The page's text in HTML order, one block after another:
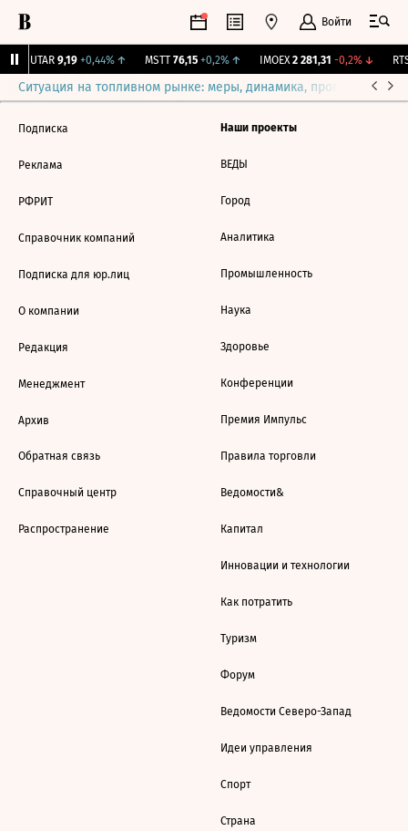
Войти
UTAR 9,19 +0,44%↑ MSTT 76,15 +0,2%↑ IMOEX 2 281,31 -0,2%↓
Ситуация на топливном рынке: меры, динамика, прогнозы
Подписка
Реклама
РФРИТ
Справочник компаний
Подписка для юр.лиц
О компании
Редакция
Менеджмент
Архив
Обратная связь
Справочный центр
Распространение
Наши проекты
ВЕДЫ
Город
Аналитика
Промышленность
Наука
Здоровье
Конференции
Премия Импульс
Правила торговли
Ведомости&
Капитал
Инновации и технологии
Как потратить
Туризм
Форум
Ведомости Северо-Запад
Идеи управления
Спорт
Страна